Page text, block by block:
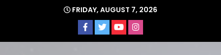
FRIDAY, AUGUST 7, 2026